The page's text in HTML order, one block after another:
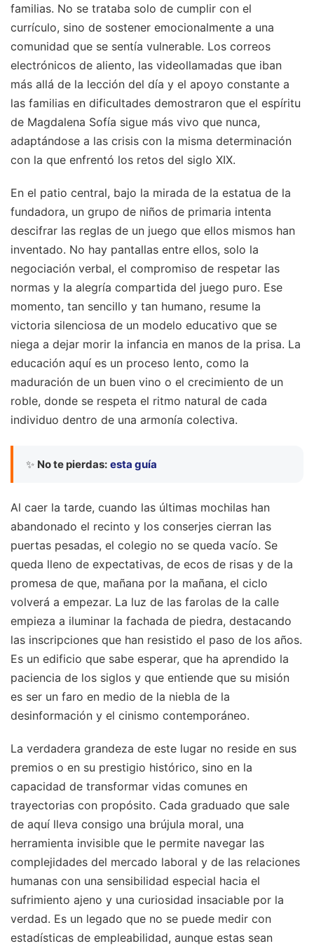
familias. No se trataba solo de cumplir con el
currículo, sino de sostener emocionalmente a una
comunidad que se sentía vulnerable. Los correos
electrónicos de aliento, las videollamadas que iban
más allá de la lección del día y el apoyo constante a
las familias en dificultades demostraron que el espíritu
de Magdalena Sofía sigue más vivo que nunca,
adaptándose a las crisis con la misma determinación
con la que enfrentó los retos del siglo XIX.
En el patio central, bajo la mirada de la estatua de la
fundadora, un grupo de niños de primaria intenta
descifrar las reglas de un juego que ellos mismos han
inventado. No hay pantallas entre ellos, solo la
negociación verbal, el compromiso de respetar las
normas y la alegría compartida del juego puro. Ese
momento, tan sencillo y tan humano, resume la
victoria silenciosa de un modelo educativo que se
niega a dejar morir la infancia en manos de la prisa. La
educación aquí es un proceso lento, como la
maduración de un buen vino o el crecimiento de un
roble, donde se respeta el ritmo natural de cada
individuo dentro de una armonía colectiva.
✨ No te pierdas: esta guía
Al caer la tarde, cuando las últimas mochilas han
abandonado el recinto y los conserjes cierran las
puertas pesadas, el colegio no se queda vacío. Se
queda lleno de expectativas, de ecos de risas y de la
promesa de que, mañana por la mañana, el ciclo
volverá a empezar. La luz de las farolas de la calle
empieza a iluminar la fachada de piedra, destacando
las inscripciones que han resistido el paso de los años.
Es un edificio que sabe esperar, que ha aprendido la
paciencia de los siglos y que entiende que su misión
es ser un faro en medio de la niebla de la
desinformación y el cinismo contemporáneo.
La verdadera grandeza de este lugar no reside en sus
premios o en su prestigio histórico, sino en la
capacidad de transformar vidas comunes en
trayectorias con propósito. Cada graduado que sale
de aquí lleva consigo una brújula moral, una
herramienta invisible que le permite navegar las
complejidades del mercado laboral y de las relaciones
humanas con una sensibilidad especial hacia el
sufrimiento ajeno y una curiosidad insaciable por la
verdad. Es un legado que no se puede medir con
estadísticas de empleabilidad, aunque estas sean